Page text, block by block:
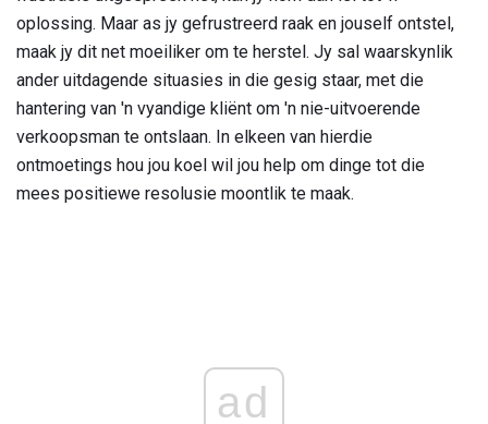
oplossing. Maar as jy gefrustreerd raak en jouself ontstel,
maak jy dit net moeiliker om te herstel. Jy sal waarskynlik
ander uitdagende situasies in die gesig staar, met die
hantering van 'n vyandige kliënt om 'n nie-uitvoerende
verkoopsman te ontslaan. In elkeen van hierdie
ontmoetings hou jou koel wil jou help om dinge tot die
mees positiewe resolusie moontlik te maak.
ad